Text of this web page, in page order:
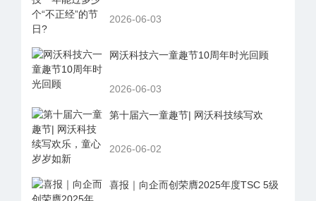
2026-06-03
网沃科技六一童趣节10周年时光回顾
2026-06-03
第十届六一童趣节| 网沃科技续写欢
2026-06-02
喜报｜向企而创荣膺2025年度TSC 5级